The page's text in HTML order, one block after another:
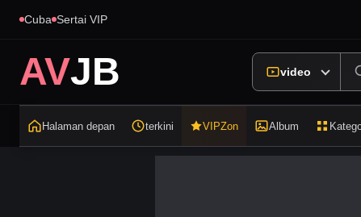
Cuba Sertai VIP
AVJB video
Halaman depan terkini VIPZon Album